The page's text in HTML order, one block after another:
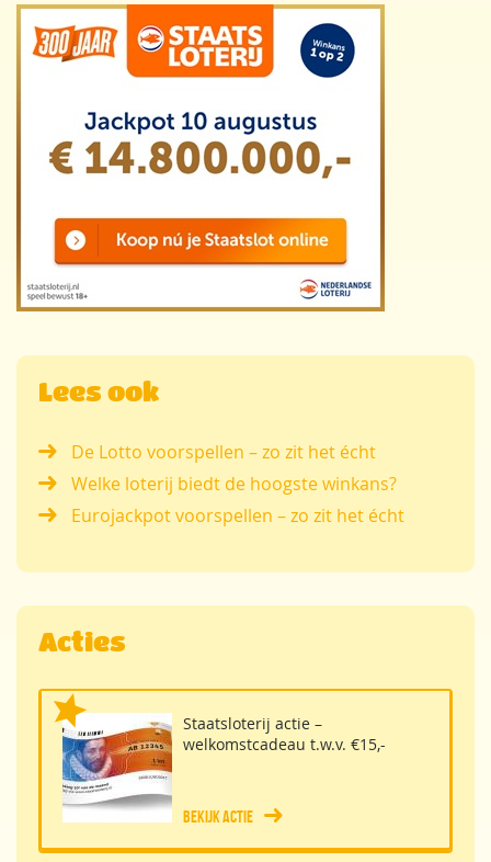
Lees ook
De Lotto voorspellen – zo zit het écht
Welke loterij biedt de hoogste winkans?
Eurojackpot voorspellen – zo zit het écht
Acties
Staatsloterij actie –
welkomstcadeau t.w.v. €15,-
Bekijk actie